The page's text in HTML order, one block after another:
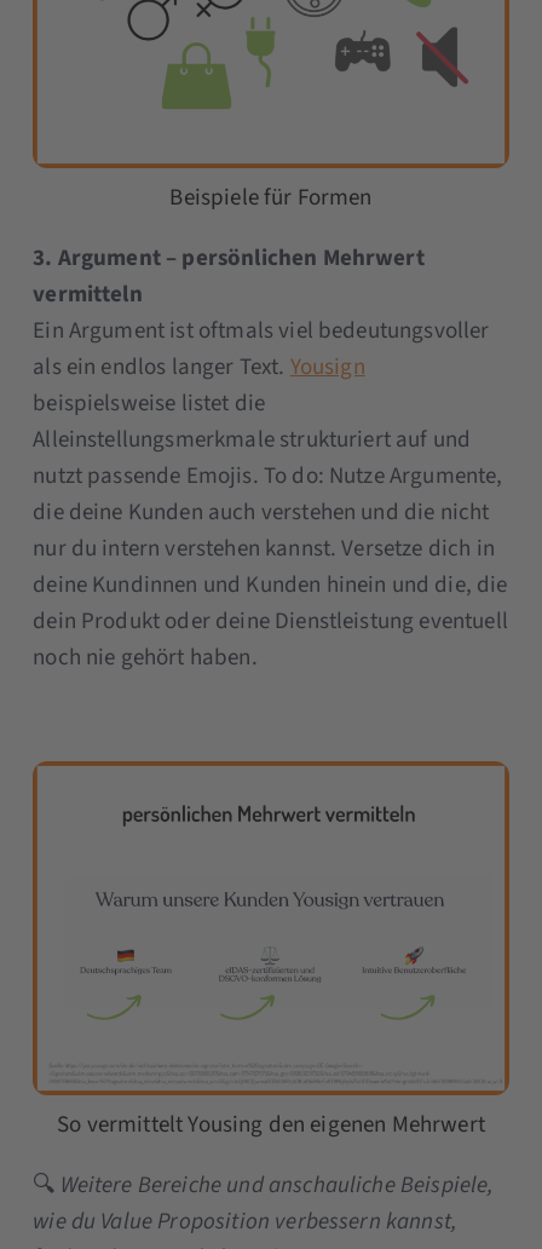
Beispiele für Formen
3. Argument – persönlichen Mehrwert
vermitteln
Ein Argument ist oftmals viel bedeutungsvoller
als ein endlos langer Text. Yousign
beispielsweise listet die
Alleinstellungsmerkmale strukturiert auf und
nutzt passende Emojis. To do: Nutze Argumente,
die deine Kunden auch verstehen und die nicht
nur du intern verstehen kannst. Versetze dich in
deine Kundinnen und Kunden hinein und die, die
dein Produkt oder deine Dienstleistung eventuell
noch nie gehört haben.
So vermittelt Yousing den eigenen Mehrwert
🔍 Weitere Bereiche und anschauliche Beispiele,
wie du Value Proposition verbessern kannst,